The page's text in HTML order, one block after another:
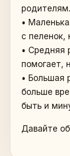
родителям.
•
с пеленок,
• Средняя
помогает,
• Большая
больше
быть и
Давайте